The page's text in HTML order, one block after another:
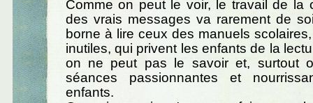
Comme on peut le voir, le travail de la
des vrais messages va rarement de
borne à lire ceux des manuels
inutiles, qui privent les enfants de la
on ne peut pas le savoir et, surtout
séances passionnantes et
enfants.